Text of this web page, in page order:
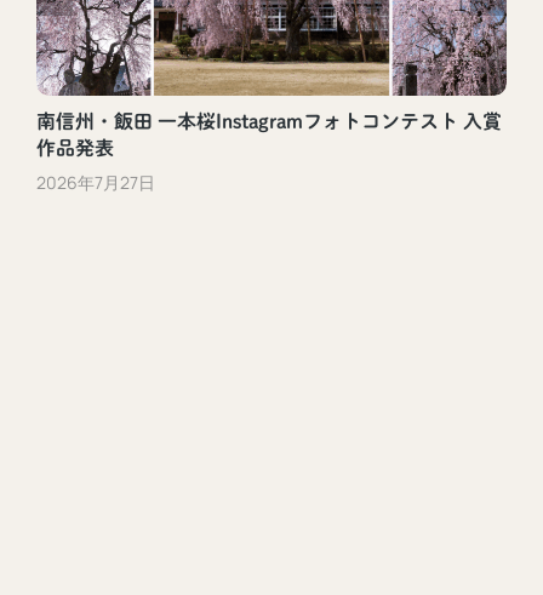
南信州・飯田 一本桜Instagramフォトコンテスト 入賞
作品発表
2026年7月27日